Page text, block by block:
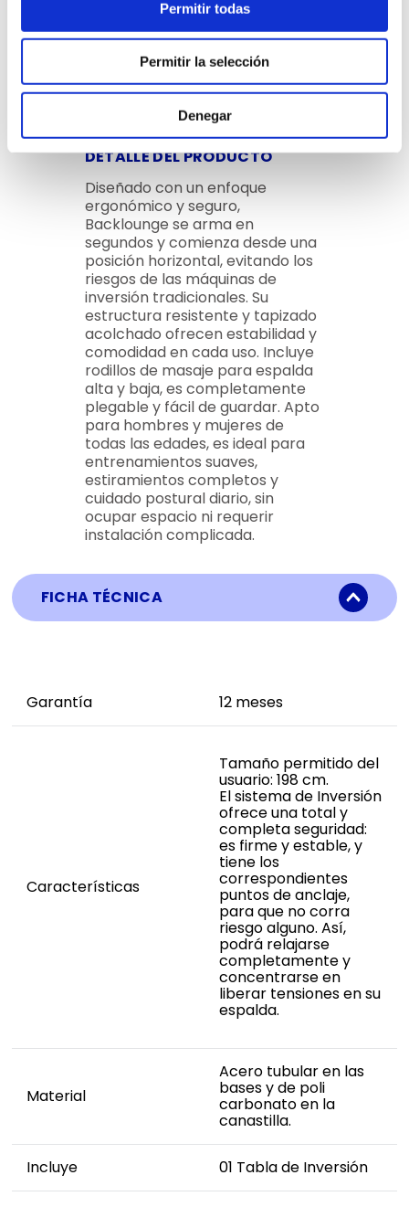
Permitir todas
Permitir la selección
Denegar
DETALLE DEL PRODUCTO
Diseñado con un enfoque
ergonómico y seguro,
Backlounge se arma en
segundos y comienza desde una
posición horizontal, evitando los
riesgos de las máquinas de
inversión tradicionales. Su
estructura resistente y tapizado
acolchado ofrecen estabilidad y
comodidad en cada uso. Incluye
rodillos de masaje para espalda
alta y baja, es completamente
plegable y fácil de guardar. Apto
para hombres y mujeres de
todas las edades, es ideal para
entrenamientos suaves,
estiramientos completos y
cuidado postural diario, sin
ocupar espacio ni requerir
instalación complicada.
FICHA TÉCNICA
Garantía 12 meses
Características
Tamaño permitido del
usuario: 198 cm.
El sistema de Inversión
ofrece una total y
completa seguridad:
es firme y estable, y
tiene los
correspondientes
puntos de anclaje,
para que no corra
riesgo alguno. Así,
podrá relajarse
completamente y
concentrarse en
liberar tensiones en su
espalda.
Material
Acero tubular en las
bases y de poli
carbonato en la
canastilla.
Incluye 01 Tabla de Inversión